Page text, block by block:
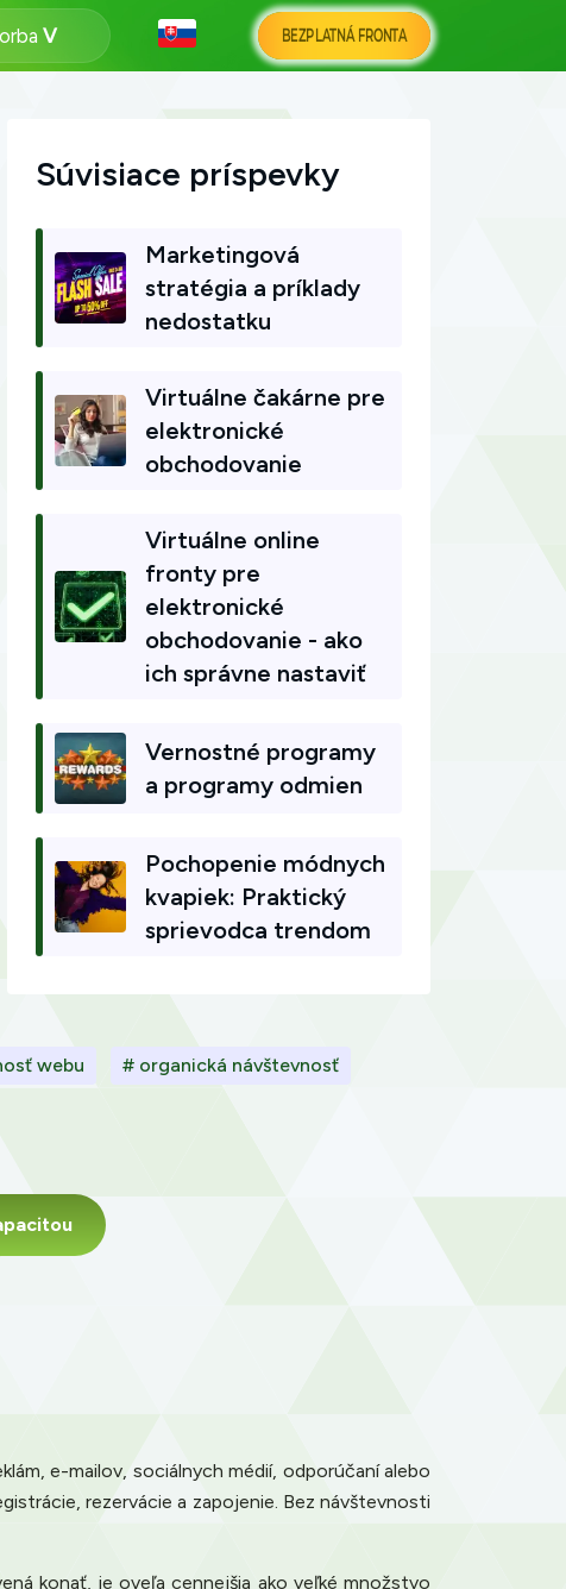
BEZPLATNÁ FRONTA
Súvisiace príspevky
Marketingová
stratégia a príklady
nedostatku
Virtuálne čakárne pre
elektronické
obchodovanie
Virtuálne online
fronty pre
elektronické
obchodovanie - ako
ich správne nastaviť
Vernostné programy
a programy odmien
Pochopenie módnych
kvapiek: Praktický
sprievodca trendom
webu # organická návštevnosť
e-mailov, sociálnych médií, odporúčaní alebo
rezervácie a zapojenie. Bez návštevnosti
konať, je oveľa cennejšia ako veľké množstvo